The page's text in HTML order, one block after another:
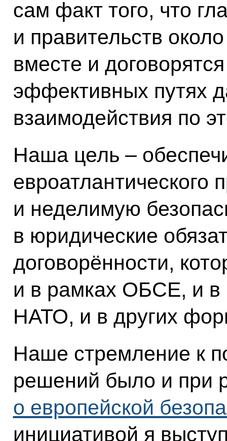
сам факт того, что
и правительств
вместе и
эффективных путях
взаимодействия по
Наша цель –
евроатлантического
и неделимую
в юридические
договорённости,
и в рамках ОБСЕ, и в
НАТО, и в других
Наше стремление к
решений было и при
о европейской
инициативой я